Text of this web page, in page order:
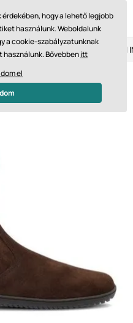
Gyors szállítás 61 475 Ft-tól
hogy a lehető legjobb
használunk. Weboldalunk
a cookie-szabályzatunknak
Bővebbenitt
el